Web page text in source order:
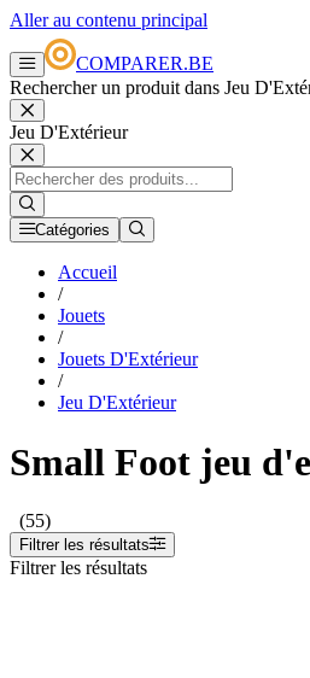
Aller au contenu principal
COMPARER.BE
Rechercher un produit dans Jeu
Jeu D'Extérieur
Catégories
Accueil
/
Jouets
/
Jouets D'Extérieur
/
Jeu D'Extérieur
Small Foot jeu
(55)
Filtrer les résultats
Filtrer les résultats